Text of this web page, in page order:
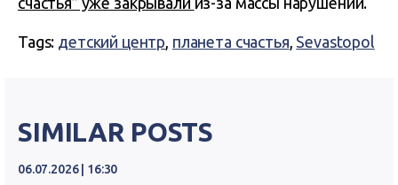
Tags: детский центр, планета счастья, Sevastopol
SIMILAR POSTS
06.07.2026 | 16:30